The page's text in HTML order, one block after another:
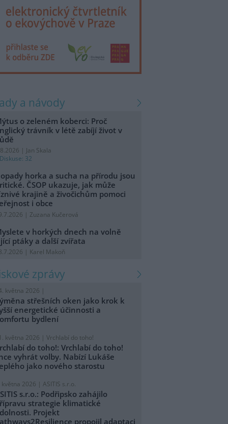
a návody
o zeleném koberci: Proč
trávník v létě zabíjí život v
| Jan Skala
Diskuse: 32
horka a sucha na přírodu jsou
ČSOP ukazuje, jak může
krajině a živočichům pomoci
i obce
| Zuzana Kučerová
v horkých dnech na volně
ptáky a další zvířata
| Karel Makoň
zprávy
května 2026 |
střešních oken jako krok k
energetické účinnosti a
bydlení
května 2026 | Vrchlabí do toho!
do toho!: Vrchlabí do toho!
vyhrát volby. Nabízí Lukáše
jako nového starostu
května 2026 | ASITIS s.r.o.
s.r.o.: Podřipsko zahájilo
strategie klimatické
Projekt
propojil adaptaci